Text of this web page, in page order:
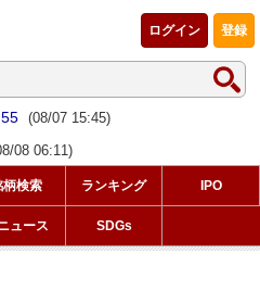
登録
ログイン
(08/07 15:45)
08 06:11)
柄検索 ランキング IPO
ュース SDGs